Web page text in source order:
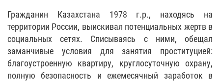
Гражданин Казахстана 1978 г.р., находясь на
территории России, выискивал потенциальных жертв в
социальных сетях. Списываясь с ними, обещал
заманчивые условия для занятия проституцией:
благоустроенную квартиру, круглосуточную охрану,
полную безопасность и ежемесячный заработок в